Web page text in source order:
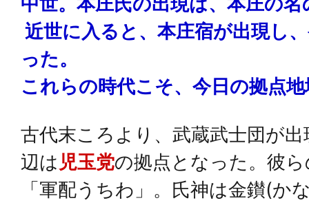
近世に入ると、本庄宿が出現し
った。
これらの時代こそ、今日の拠点
古代末ころより、武蔵武士団が
辺は児玉党の拠点となった。彼
「軍配うちわ」。氏神は金鑚(か